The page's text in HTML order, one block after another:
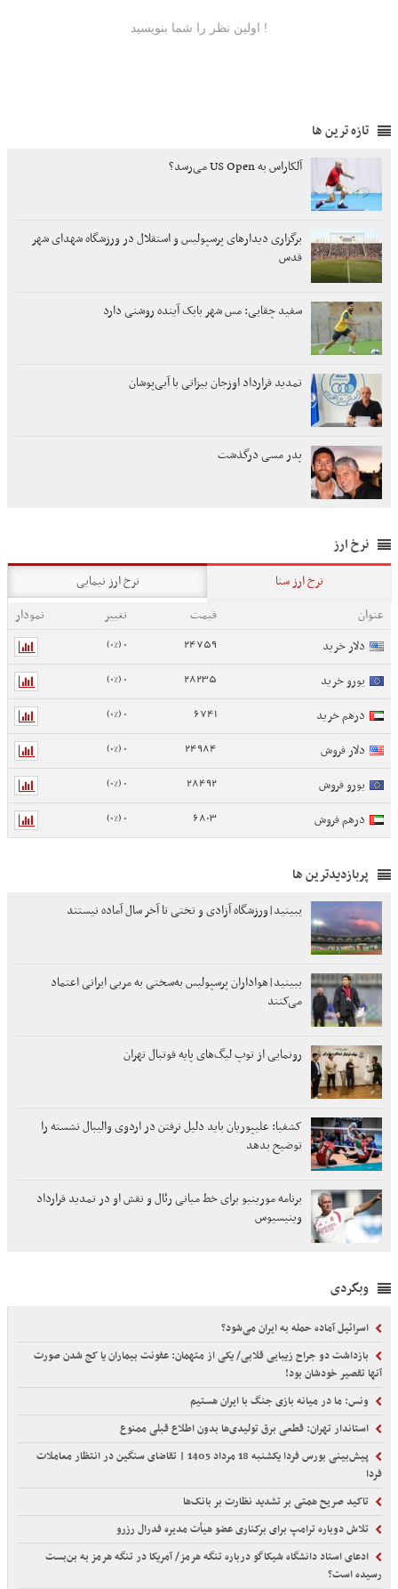
تازه ترین ها
آلکاراس به US Open می‌رسد؟
برگزاری دیدارهای پرسپولیس و استقلال در ورزشگاه شهدای شهر
قدس
سفید چقایی: مس شهر بابک آینده روشنی دارد
تمدید قرارداد اوزجان بیزاتی با آبی‌پوشان
پدر مسی درگذشت
نرخ ارز
نرخ ارز سنا
نرخ ارز نیمایی
عنوان
قیمت تغییر
نمودار
دلار خرید
24759
0 (0%)
یورو خرید 28235
0 (0%)
درهم خرید 6741
0 (0%)
دلار فروش 24984
0 (0%)
یورو فروش 28492
0 (0%)
درهم فروش 6803
0 (0%)
پربازدیدترین ها
ببینید|ورزشگاه‌ آزادی و تختی تا آخر سال آماده نیستند
ببینید|هواداران پرسپولیس به‌سختی به مربی ایرانی اعتماد
می‌کنند
رونمایی از توپ لیگ‌های پایه فوتبال تهران
کشفیا: علیپوریان باید دلیل نرفتن در اردوی والیبال نشسته را
توضیح بدهد
برنامه مورینیو برای خط میانی رئال و نقش او در تمدید قرارداد
وینیسیوس
وبگردی
اسرائیل آماده حمله به ایران می‌شود؟
بازداشت دو جراح زیبایی قلابی/ یکی از متهمان: عفونت بیماران یا کج شدن صورت
آنها تقصیر خودشان بود!
ونس: ما در میانه بازی جنگ با ایران هستیم
استاندار تهران: قطعی برق تولیدی‌ها بدون اطلاع قبلی ممنوع
پیش‌بینی بورس فردا یکشنبه 18 مرداد 1405 | تقاضای سنگین در انتظار معاملات
فردا
تاکید صریح همتی بر تشدید نظارت بر بانک‌ها
تلاش دوباره ترامپ برای برکناری عضو هیأت‌ مدیره فدرال رزرو
ادعای استاد دانشگاه شیکاگو درباره تنگه هرمز/ آمریکا در تنگه هرمز به بن‌بست
رسیده است؟